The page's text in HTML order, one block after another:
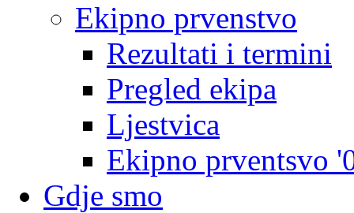
Ekipno prvenstvo
Rezultati i termini
Pregled ekipa
Ljestvica
Ekipno prventsvo
Gdje smo